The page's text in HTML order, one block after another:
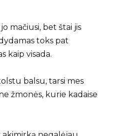
mačiusi, bet štai jis
toks pat
kaip visada.
balsu, tarsi mes
žmonės, kurie kadaise